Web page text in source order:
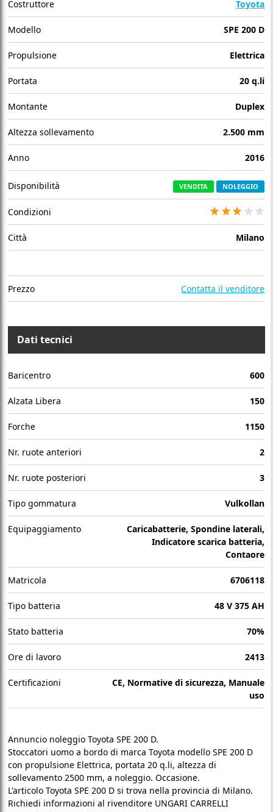
Costruttore Toyota
Modello SPE 200 D
Propulsione Elettrica
Portata 20 q.li
Montante Duplex
Altezza sollevamento 2.500 mm
Anno 2016
Disponibilità VENDITA NOLEGGIO
Condizioni
Città Milano
Prezzo Contatta il venditore
Dati tecnici
Baricentro 600
Alzata Libera 150
Forche 1150
Nr. ruote anteriori 2
Nr. ruote posteriori 3
Tipo gommatura Vulkollan
Equipaggiamento
Caricabatterie, Spondine laterali,
Indicatore scarica batteria,
Contaore
Matricola 6706118
Tipo batteria 48 V 375 AH
Stato batteria 70%
Ore di lavoro 2413
Certificazioni
CE, Normative di sicurezza, Manuale
uso
Annuncio noleggio Toyota SPE 200 D.
Stoccatori uomo a bordo di marca Toyota modello SPE 200 D
con propulsione Elettrica, portata 20 q.li, altezza di
sollevamento 2500 mm, a noleggio. Occasione.
L'articolo Toyota SPE 200 D si trova nella provincia di Milano.
Richiedi informazioni al rivenditore UNGARI CARRELLI